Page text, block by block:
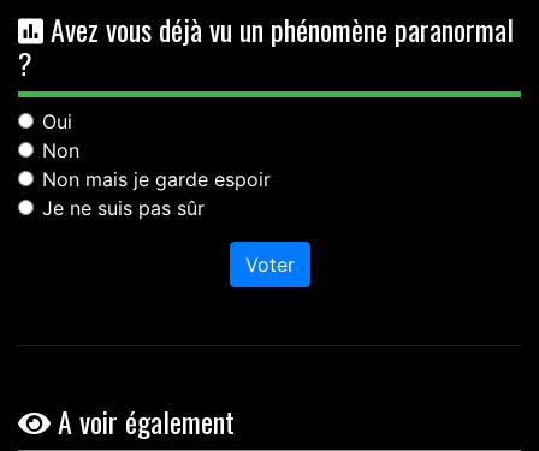
Avez vous déjà vu un phénomène paranormal
?
Oui
Non
Non mais je garde espoir
Je ne suis pas sûr
Voter
A voir également